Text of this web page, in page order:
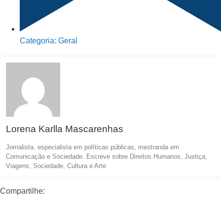
Categoria: Geral
Lorena Karlla Mascarenhas
Jornalista, especialista em políticas públicas, mestranda em
Comunicação e Sociedade. Escreve sobre Direitos Humanos, Justiça,
Viagens, Sociedade, Cultura e Arte
Compartilhe: